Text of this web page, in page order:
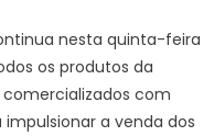
nesta quinta-feira
os produtos da
com
a venda dos